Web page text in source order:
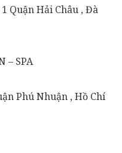
Quận Hải Châu , Đà
– SPA
Phú Nhuận , Hồ Chí